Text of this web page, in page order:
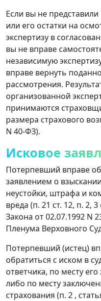
Если вы не
или его остатки на
экспертизу в
вы не вправе
независимую
вправе вернуть
рассмотрения.
организованной
принимаются
размера страхового
N 40-ФЗ).
Исковое
Потерпевший вправе
заявлением о
неустойки, штрафа и
вреда (п. 21 ст. 12, п. 2,
Закона от 02.07.1992 N
Пленума Верховного
Потерпевший (истец)
обратиться с иском в
ответчика, по месту
либо по месту
страхования (п. 2 ,